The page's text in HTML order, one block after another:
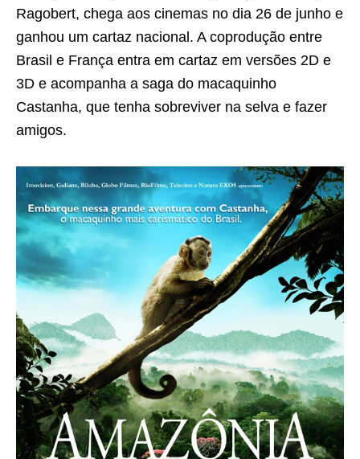
Ragobert, chega aos cinemas no dia 26 de junho e
ganhou um cartaz nacional. A coprodução entre
Brasil e França entra em cartaz em versões 2D e
3D e acompanha a saga do macaquinho
Castanha, que tenha sobreviver na selva e fazer
amigos.